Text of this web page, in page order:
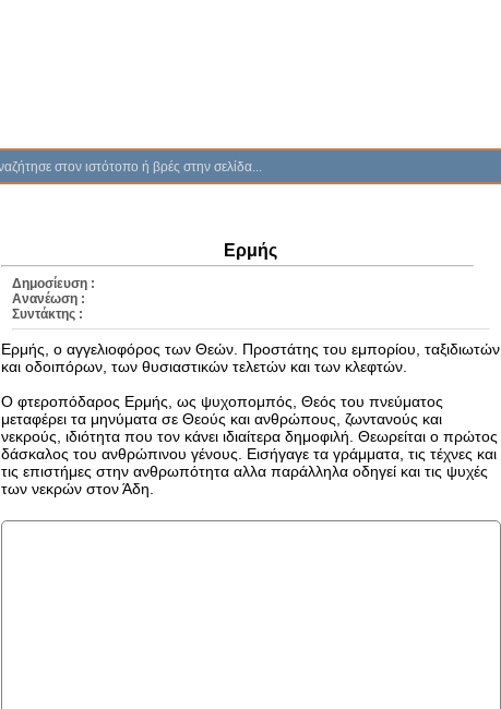
Ερμής
Δημοσίευση :
Ανανέωση :
Συντάκτης :
Ερμής, ο αγγελιοφόρος των Θεών. Προστάτης του εμπορίου, ταξιδιωτών
και οδοιπόρων, των θυσιαστικών τελετών και των κλεφτών.
Ο φτεροπόδαρος Ερμής, ως ψυχοπομπός, Θεός του πνεύματος
μεταφέρει τα μηνύματα σε Θεούς και ανθρώπους, ζωντανούς και
νεκρούς, ιδιότητα που τον κάνει ιδιαίτερα δημοφιλή. Θεωρείται ο πρώτος
δάσκαλος του ανθρώπινου γένους. Εισήγαγε τα γράμματα, τις τέχνες και
τις επιστήμες στην ανθρωπότητα αλλα παράλληλα οδηγεί και τις ψυχές
των νεκρών στον Άδη.